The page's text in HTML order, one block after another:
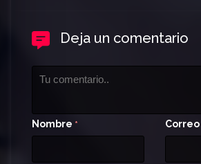
Deja un comentario
Nombre *